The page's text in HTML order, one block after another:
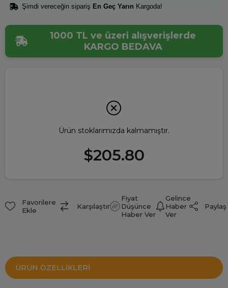
Şimdi vereceğin sipariş En Geç Yarın Kargoda!
1000 TL ve üzeri alışverişlerde
KARGO BEDAVA
Ürün stoklarımızda kalmamıştır.
$205.80
Favorilere
Ekle
Karşılaştır
Fiyat
Düşünce
Haber Ver
Gelince
Haber
Ver
Paylaş
ÜRÜN ÖZELLIKLERI